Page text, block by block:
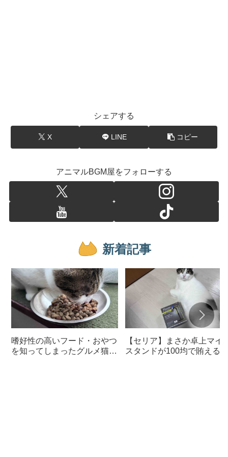
シェアする
X LINE コピー
アニマルBGM屋をフォローする
新着記事
嗜好性の高いフード・おやつ
を知ってしまったグルメ猫の
【セリア】まさか卓上マイ
スタンドが100均で賄えるな